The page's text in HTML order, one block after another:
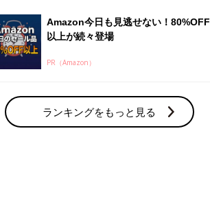
Amazon今日も見逃せない！80%OFF
以上が続々登場
PR（Amazon）
ランキングをもっと見る